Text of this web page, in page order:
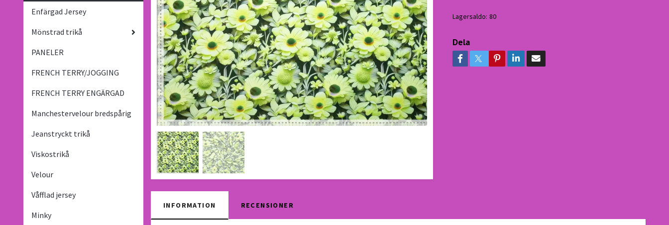
Enfärgad Jersey
Mönstrad trikå
PANELER
FRENCH TERRY/JOGGING
FRENCH TERRY ENGÄRGAD
Manchestervelour bredspårig
Jeanstryckt trikå
Viskostrikå
Velour
Våfflad jersey
Minky
Lagersaldo: 80
Dela
INFORMATION RECENSIONER